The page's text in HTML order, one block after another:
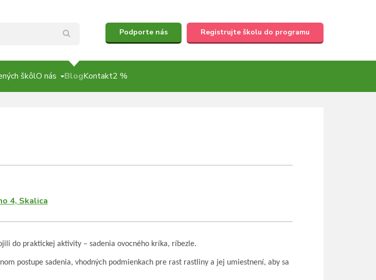
Podporte nás Registrujte školu do programu
škôlO nás BlogKontakt2 %
4, Skalica
do praktickej aktivity – sadenia ovocného kríka, ríbezle.
postupe sadenia, vhodných podmienkach pre rast rastliny a jej umiestnení, aby sa